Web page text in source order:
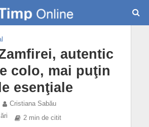
autentic
colo, mai puţin
esenţiale
Cristiana Sabău
2 min de citit